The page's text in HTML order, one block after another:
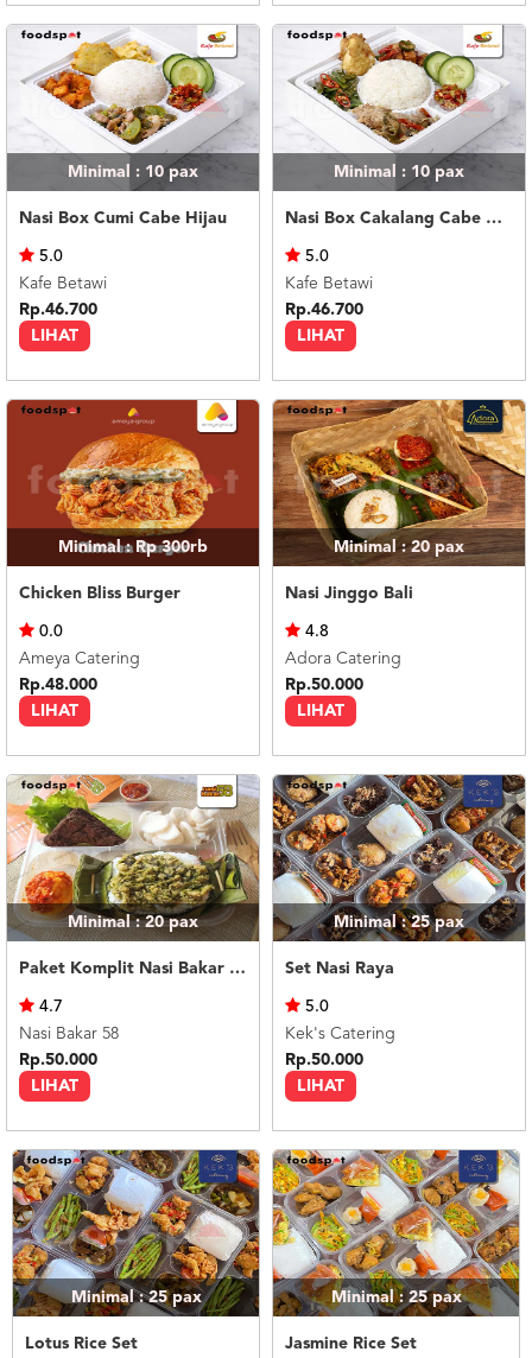
Minimal : 10pax
Nasi Box Cumi Cabe Hijau
LIHAT
5.0
Kafe Betawi
Rp.46.700
Minimal : 10pax
Nasi Box Cakalang Cabe Hijau
LIHAT
5.0
Kafe Betawi
Rp.46.700
Minimal : Rp 300rb
Chicken Bliss Burger
LIHAT
0.0
Ameya Catering
Rp.48.000
Minimal : 20pax
Nasi Jinggo Bali
LIHAT
4.8
Adora Catering
Rp.50.000
Minimal : 20pax
Paket Komplit Nasi Bakar Ayam Cabe Ijo
LIHAT
4.7
Nasi Bakar 58
Rp.50.000
Minimal : 25pax
Set Nasi Raya
LIHAT
5.0
Kek's Catering
Rp.50.000
Minimal : 25pax
Lotus Rice Set
Minimal : 25pax
Jasmine Rice Set